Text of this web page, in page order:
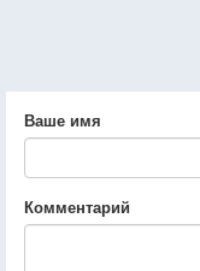
Ваше имя
Комментарий